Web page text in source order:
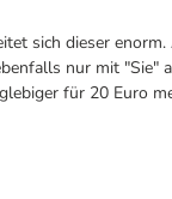
sich dieser
nur mit
für 20 Euro